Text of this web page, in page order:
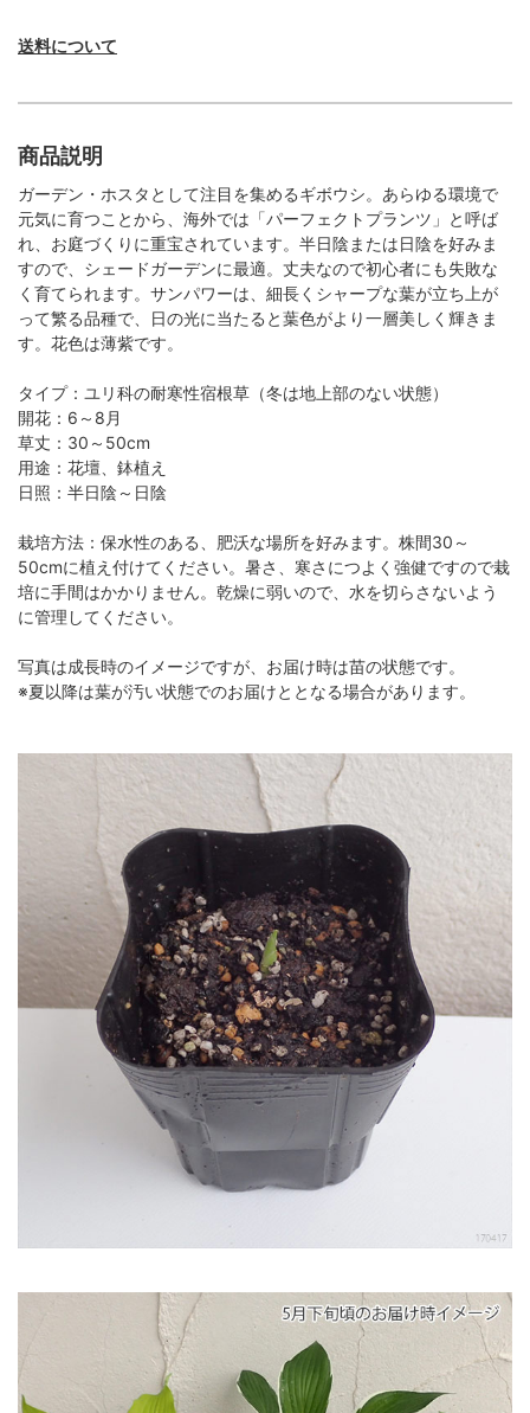
送料について
商品説明
ガーデン・ホスタとして注目を集めるギボウシ。あらゆる環境で
元気に育つことから、海外では「パーフェクトプランツ」と呼ば
れ、お庭づくりに重宝されています。半日陰または日陰を好みま
すので、シェードガーデンに最適。丈夫なので初心者にも失敗な
く育てられます。サンパワーは、細長くシャープな葉が立ち上が
って繁る品種で、日の光に当たると葉色がより一層美しく輝きま
す。花色は薄紫です。
タイプ：ユリ科の耐寒性宿根草（冬は地上部のない状態）
開花：6～8月
草丈：30～50cm
用途：花壇、鉢植え
日照：半日陰～日陰
栽培方法：保水性のある、肥沃な場所を好みます。株間30～
50cmに植え付けてください。暑さ、寒さにつよく強健ですので栽
培に手間はかかりません。乾燥に弱いので、水を切らさないよう
に管理してください。
写真は成長時のイメージですが、お届け時は苗の状態です。
※夏以降は葉が汚い状態でのお届けととなる場合があります。